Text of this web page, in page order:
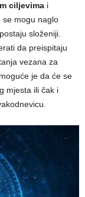
ciljevima i
se mogu naglo
složeniji.
da preispitaju
vezana za
je da će se
mjesta ili čak i